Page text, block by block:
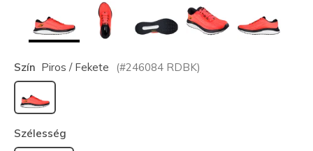
Szín Piros / Fekete (#246084 RDBK)
kiválasztva
Szélesség